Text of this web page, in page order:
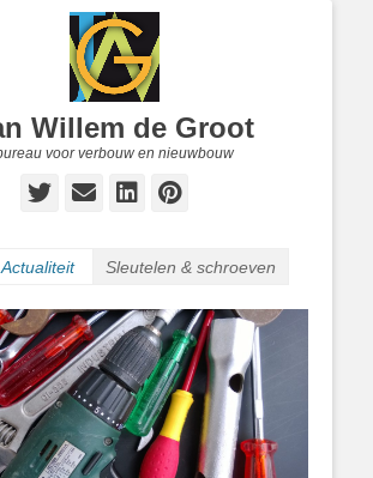
Willem de Groot
voor verbouw en nieuwbouw
Twitter
E-
LinkedIn
Pinterest
Actualiteit Sleutelen & schroeven